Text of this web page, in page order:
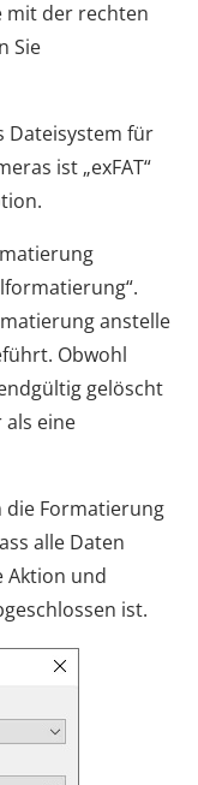
mit der rechten
Sie
Dateisystem für
ist „exFAT“
anstelle
Obwohl
gelöscht
eine
die Formatierung
alle Daten
Aktion und
ist.